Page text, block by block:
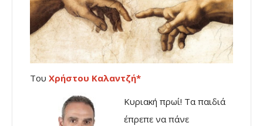
Του Χρήστου Καλαντζή*
Κυριακή πρωί! Τα παιδιά
έπρεπε να πάνε